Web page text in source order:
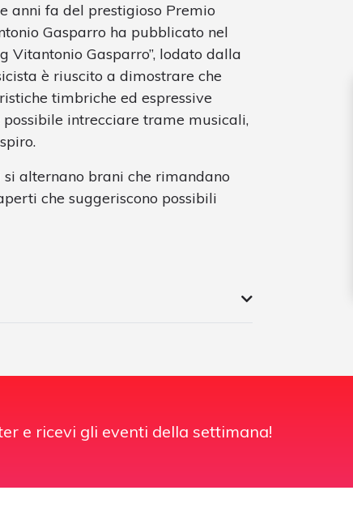
anni fa del prestigioso Premio
Gasparro ha pubblicato nel
Vitantonio Gasparro”, lodato dalla
è riuscito a dimostrare che
timbriche ed espressive
intrecciare trame musicali,
alternano brani che rimandano
che suggeriscono possibili
e ricevi gli eventi della settimana!